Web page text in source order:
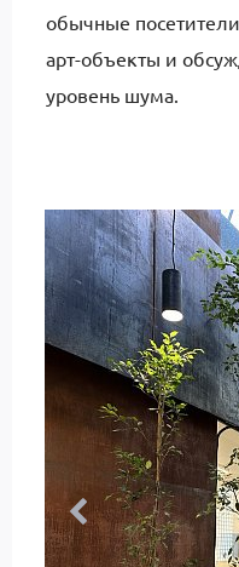
обычные
арт-объекты и
уровень шума.